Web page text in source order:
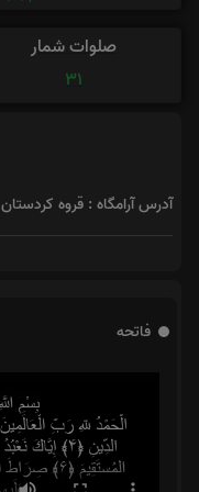
صلوات شمار
31
آدرس آرامگاه : قروه کردستان
فاتحه